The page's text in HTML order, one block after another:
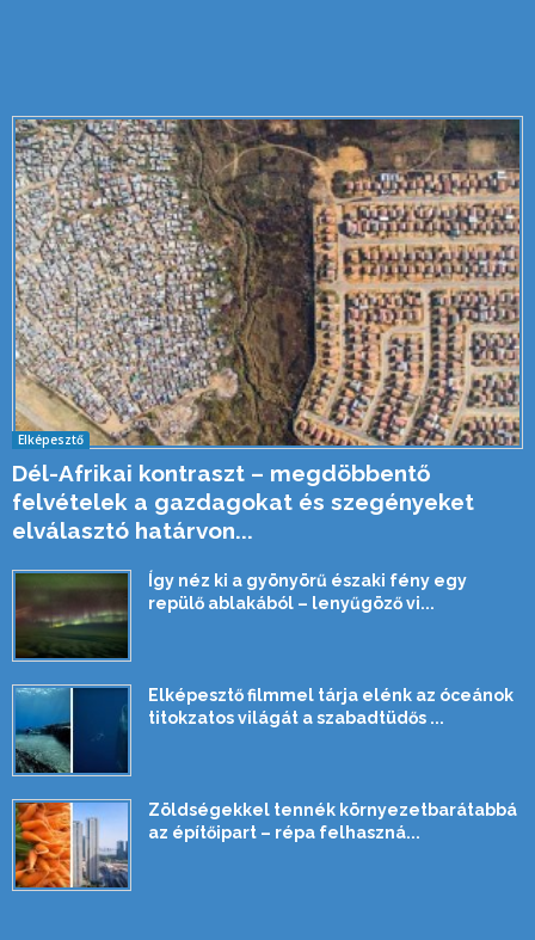
Elképesztő
Dél-Afrikai kontraszt – megdöbbentő
felvételek a gazdagokat és szegényeket
elválasztó határvon...
Így néz ki a gyönyörű északi fény egy
repülő ablakából – lenyűgöző vi...
Elképesztő filmmel tárja elénk az óceánok
titokzatos világát a szabadtüdős ...
Zöldségekkel tennék környezetbarátabbá
az építőipart – répa felhaszná...